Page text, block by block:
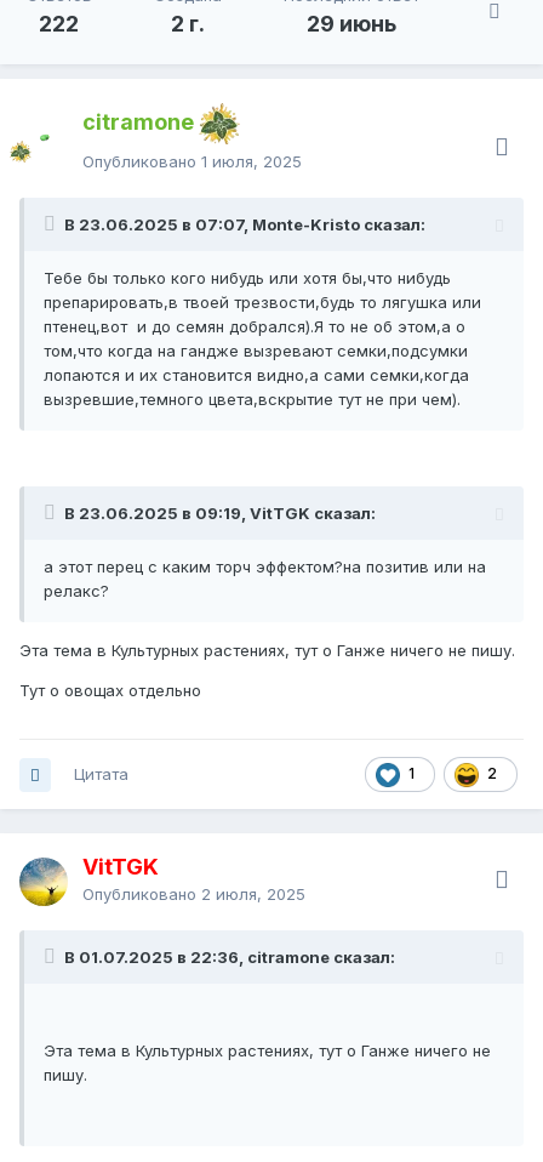
чистоты эксперимента на первый раз.
(Так как отправки продолжаются, пишите в личку по
поводу этого, там дам нормальный ответ по конкретнее)
закалённый и правильно хранился.
Посмотрим, что с него вырастет!
(Отправляю такой бонусом, когда заказывают -
повозиться со стариной иногда прикольно, а иногда
просто полезно, кому как короче вообще)
222 2 г. 29 июнь
citramone
Опубликовано 1 июля, 2025
В 23.06.2025 в 07:07, Monte-Kristo сказал:
Тебе бы только кого нибудь или хотя бы,что нибудь
препарировать,в твоей трезвости,будь то лягушка или
птенец,вот и до семян добрался).Я то не об этом,а о
том,что когда на гандже вызревают семки,подсумки
лопаются и их становится видно,а сами семки,когда
вызревшие,темного цвета,вскрытие тут не при чем).
В 23.06.2025 в 09:19, VitTGK сказал:
а этот перец с каким торч эффектом?на позитив или на
релакс?
Эта тема в Культурных растениях, тут о Ганже ничего не пишу.
Тут о овощах отдельно
1 2
Цитата
VitTGK
Опубликовано 2 июля, 2025
В 01.07.2025 в 22:36, citramone сказал:
Эта тема в Культурных растениях, тут о Ганже ничего не
пишу.